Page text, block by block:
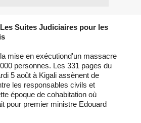
Suites Judiciaires pour les
mise en exécutiond'un massacre
personnes. Les 331 pages du
5 août à Kigali assènent de
les responsables civils et
époque de cohabitation où
pour premier ministre Edouard